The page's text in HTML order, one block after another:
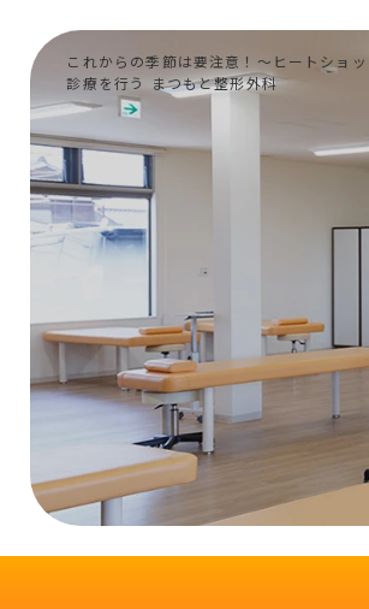
これからの季節は要注意！〜ヒートショ
診療を行う まつもと整形外科